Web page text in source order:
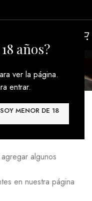
años?
ver la página.
entrar.
SOY MENOR DE 18
algunos
en nuestra página